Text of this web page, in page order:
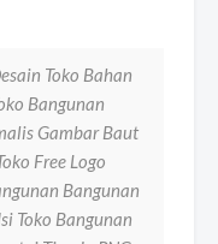
Toko Bahan
Bangunan
Gambar Baut
Free Logo
Bangunan
Toko Bangunan